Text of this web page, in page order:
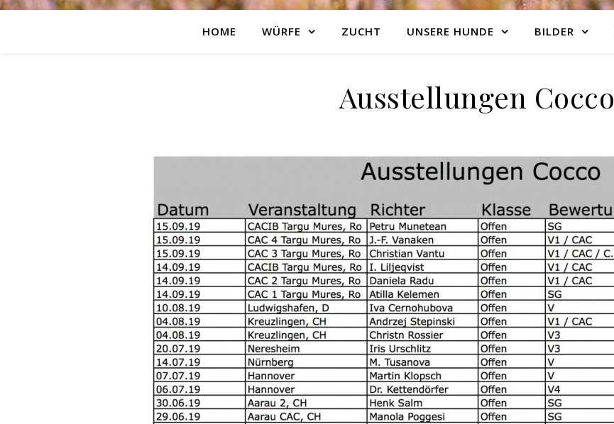
HOME WÜRFE ZUCHT UNSERE HUNDE BILDER
Ausstellungen Cocco